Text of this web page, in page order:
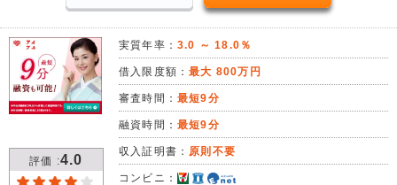
評価 :4.0
実質年率： 3.0 ～ 18.0％
借入限度額：最大 800万円
審査時間： 最短9分
融資時間： 最短9分
収入証明書： 原則不要
コンビニ：